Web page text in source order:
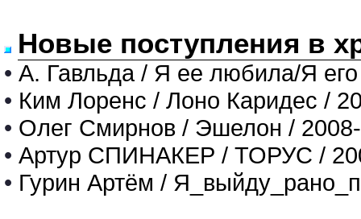
Новые поступления в
• А. Гавльда / Я ее любила/Я
• Ким Лоренс / Лоно Каридес /
• Олег Смирнов / Эшелон /
• Артур СПИНАКЕР / ТОРУС /
• Гурин Артём /